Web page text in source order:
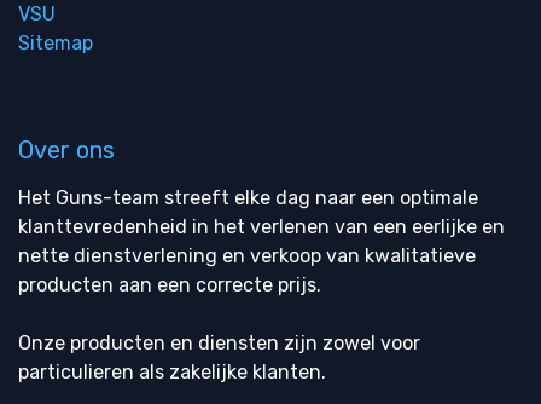
VSU
Sitemap
Over ons
Het Guns-team streeft elke dag naar een optimale
klanttevredenheid in het verlenen van een eerlijke en
nette dienstverlening en verkoop van kwalitatieve
producten aan een correcte prijs.
Onze producten en diensten zijn zowel voor
particulieren als zakelijke klanten.